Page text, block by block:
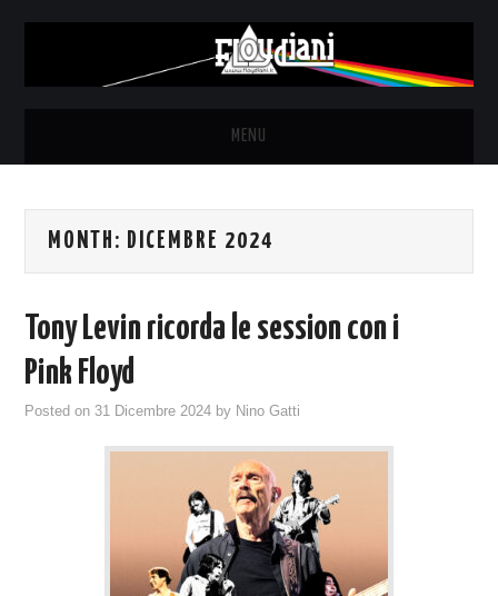
MENU
NEWS
SYD BARRETT – ALLE SOGLIE
DELL’ALBA
MONTH: DICEMBRE 2024
Tony Levin ricorda le session con i
Pink Floyd
Posted on 31 Dicembre 2024 by Nino Gatti